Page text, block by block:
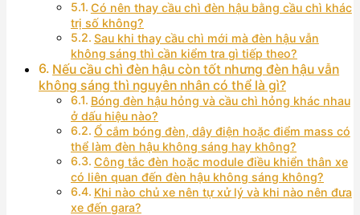
Có nên thay cầu chì đèn hậu bằng cầu chì khác
trị số không?
Sau khi thay cầu chì mới mà đèn hậu vẫn
không sáng thì cần kiểm tra gì tiếp theo?
Nếu cầu chì đèn hậu còn tốt nhưng đèn hậu vẫn
không sáng thì nguyên nhân có thể là gì?
Bóng đèn hậu hỏng và cầu chì hỏng khác nhau
ở dấu hiệu nào?
Ổ cắm bóng đèn, dây điện hoặc điểm mass có
thể làm đèn hậu không sáng hay không?
Công tắc đèn hoặc module điều khiển thân xe
có liên quan đến đèn hậu không sáng không?
Khi nào chủ xe nên tự xử lý và khi nào nên đưa
xe đến gara?